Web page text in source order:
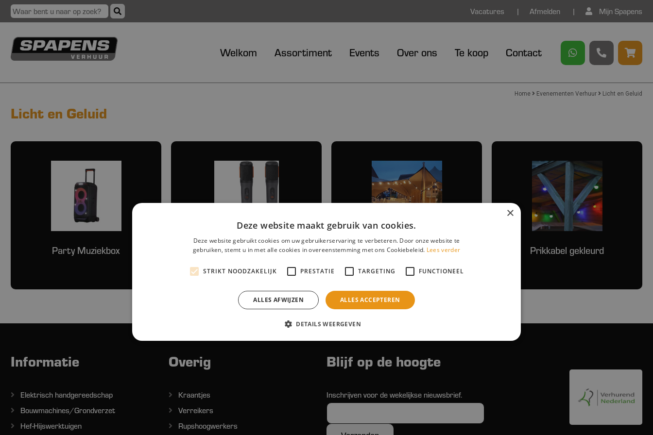
Vacatures Afmelden Mijn Spapens
Welkom Assortiment Events Over ons Te koop Contact
Home Evenementen Verhuur Licht en Geluid
Licht en Geluid
Party Muziekbox Microfoons tbv party muziekbox Prikkabel wit Prikkabel gekleurd
Informatie
Elektrisch handgereedschap
Bouwmachines/Grondverzet
Hef-Hijswerktuigen
Overig
Kraantjes
Verreikers
Rupshoogwerkers
Blijf op de hoogte
Inschrijven voor de wekelijkse nieuwsbrief.
×
Deze website maakt gebruik van cookies.
Deze website gebruikt cookies om uw gebruikerservaring te verbeteren. Door onze website te
gebruiken, stemt u in met alle cookies in overeenstemming met ons Cookiebeleid. Lees verder
STRIKT NOODZAKELIJK PRESTATIE TARGETING FUNCTIONEEL
ALLES ACCEPTEREN
ALLES AFWIJZEN
DETAILS WEERGEVEN